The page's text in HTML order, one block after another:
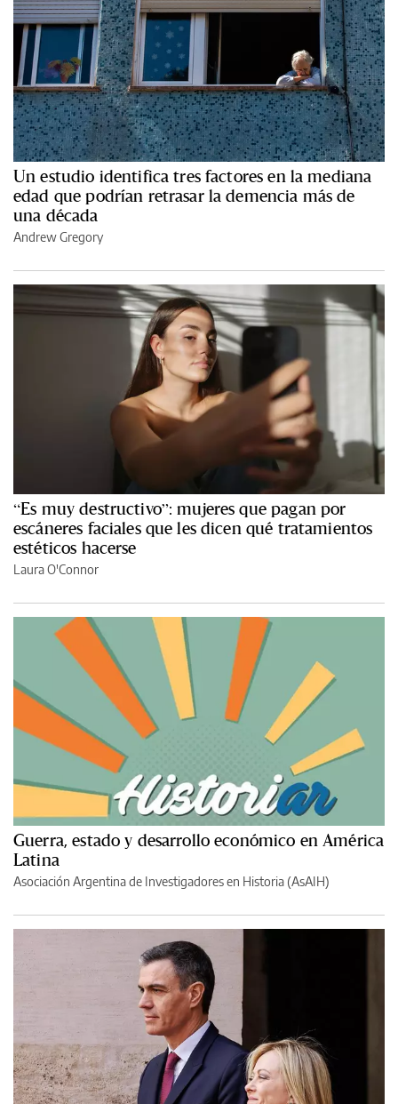
Un estudio identifica tres factores en la mediana
edad que podrían retrasar la demencia más de
una década
Andrew Gregory
“Es muy destructivo”: mujeres que pagan por
escáneres faciales que les dicen qué tratamientos
estéticos hacerse
Laura O'Connor
Guerra, estado y desarrollo económico en América
Latina
Asociación Argentina de Investigadores en Historia (AsAIH)